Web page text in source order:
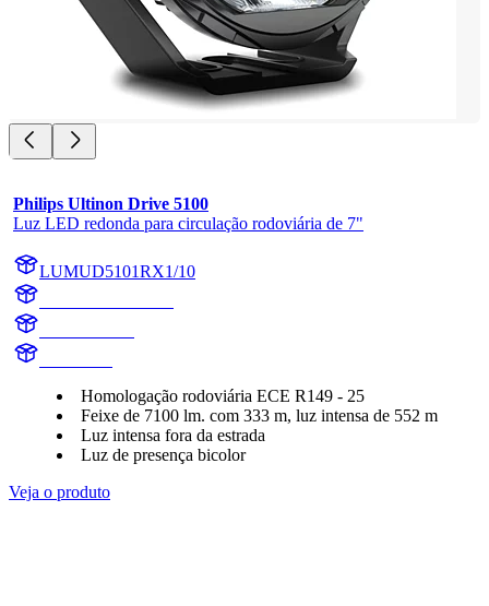
Philips Ultinon Drive 5100
Luz LED redonda para circulação rodoviária de 7"
LUMUD5101RX1/10
Homologação rodoviária ECE R149 - 25
Feixe de 7100 lm. com 333 m, luz intensa de 552 m
Luz intensa fora da estrada
Luz de presença bicolor
Veja o produto